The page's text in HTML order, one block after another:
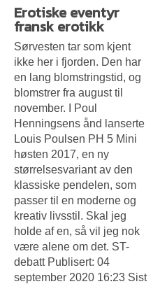
Erotiske eventyr
fransk erotikk
Sørvesten tar som kjent
ikke her i fjorden. Den har
en lang blomstringstid, og
blomstrer fra august til
november. I Poul
Henningsens ånd lanserte
Louis Poulsen PH 5 Mini
høsten 2017, en ny
størrelsesvariant av den
klassiske pendelen, som
passer til en moderne og
kreativ livsstil. Skal jeg
holde af en, så vil jeg nok
være alene om det. ST-
debatt Publisert: 04
september 2020 16:23 Sist